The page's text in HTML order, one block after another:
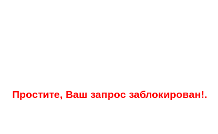
Простите, Ваш запрос заблокирован!.